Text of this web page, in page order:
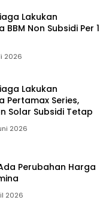
Lakukan
Non Subsidi Per 1
2026
Lakukan
Pertamax Series,
Solar Subsidi Tetap
2026
Perubahan Harga
2026